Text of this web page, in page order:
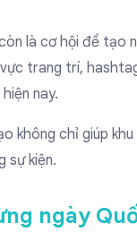
là cơ hội để tạo
trang trí,
nay.
không chỉ giúp
sự kiện.
ngày